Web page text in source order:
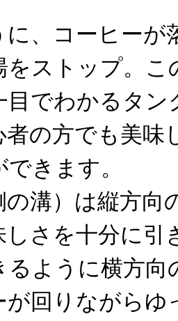
に、コーヒーが
をストップ。
目でわかるタ
者の方でも美味
きます。
の溝）は縦方向
しさを十分に引
るように横方
が回りながらゆ